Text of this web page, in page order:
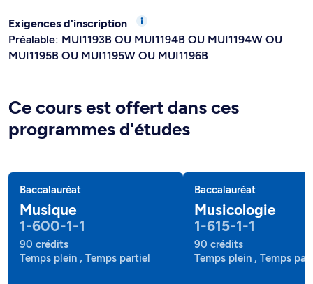
Exigences d'inscription
Préalable: MUI1193B OU MUI1194B OU MUI1194W OU
MUI1195B OU MUI1195W OU MUI1196B
Ce cours est offert dans ces
programmes d'études
Baccalauréat
Musique
1-600-1-1
90 crédits
Temps plein , Temps partiel
Baccalauréat
Musicologie
1-615-1-1
90 crédits
Temps plein , Temps